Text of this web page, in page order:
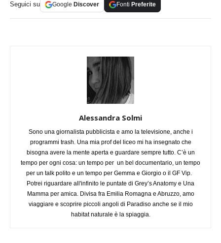
Seguici su Google Discover Fonti Preferite
Alessandra Solmi
Sono una giornalista pubblicista e amo la televisione, anche i
programmi trash. Una mia prof del liceo mi ha insegnato che
bisogna avere la mente aperta e guardare sempre tutto. C’è un
tempo per ogni cosa: un tempo per un bel documentario, un tempo
per un talk polito e un tempo per Gemma e Giorgio o il GF Vip.
Potrei riguardare all'infinito le puntate di Grey’s Anatomy e Una
Mamma per amica. Divisa fra Emilia Romagna e Abruzzo, amo
viaggiare e scoprire piccoli angoli di Paradiso anche se il mio
habitat naturale è la spiaggia.